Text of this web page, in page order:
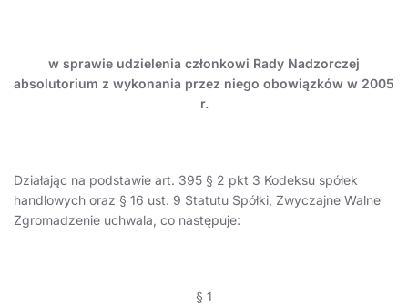
w sprawie udzielenia członkowi Rady Nadzorczej
absolutorium z wykonania przez niego obowiązków w 2005
r.
Działając na podstawie art. 395 § 2 pkt 3 Kodeksu spółek
handlowych oraz § 16 ust. 9 Statutu Spółki, Zwyczajne Walne
Zgromadzenie uchwala, co następuje:
§ 1